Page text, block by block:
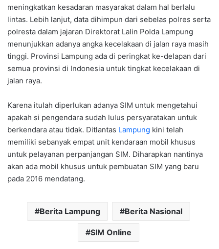
meningkatkan kesadaran masyarakat dalam hal berlalu
lintas. Lebih lanjut, data dihimpun dari sebelas polres serta
polresta dalam jajaran Direktorat Lalin Polda Lampung
menunjukkan adanya angka kecelakaan di jalan raya masih
tinggi. Provinsi Lampung ada di peringkat ke-delapan dari
semua provinsi di Indonesia untuk tingkat kecelakaan di
jalan raya.
Karena itulah diperlukan adanya SIM untuk mengetahui
apakah si pengendara sudah lulus persyaratakan untuk
berkendara atau tidak. Ditlantas Lampung kini telah
memiliki sebanyak empat unit kendaraan mobil khusus
untuk pelayanan perpanjangan SIM. Diharapkan nantinya
akan ada mobil khusus untuk pembuatan SIM yang baru
pada 2016 mendatang.
Berita Lampung Berita Nasional
SIM Online